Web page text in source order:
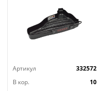
Артикул
332572
В кор.
10